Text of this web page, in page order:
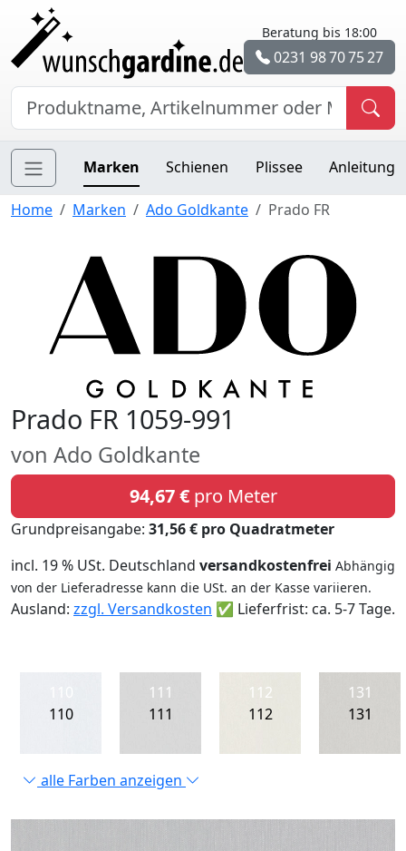
Beratung bis 18:00
0231 98 70 75 27
Marken Schienen Plissee Anleitung
Home Marken Ado Goldkante Prado FR
Prado FR 1059-991
von Ado Goldkante
94,67 €pro Meter
Grundpreisangabe: 31,56 € pro Quadratmeter
incl. 19 % USt. Deutschland versandkostenfrei Abhängig
von der Lieferadresse kann die USt. an der Kasse variieren.
Ausland: zzgl. Versandkosten ✅ Lieferfrist: ca. 5-7 Tage.
110
111
111
112
112
131
131
alle Farben anzeigen